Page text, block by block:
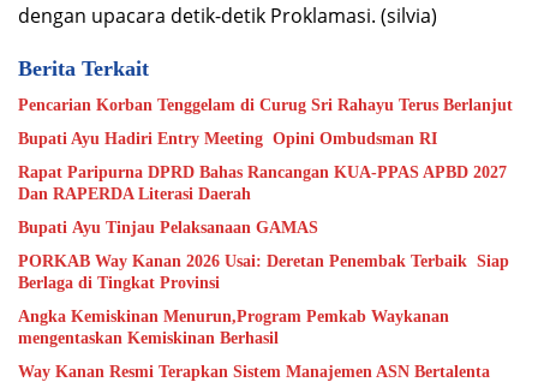
dengan upacara detik-detik Proklamasi. (silvia)
Berita Terkait
Pencarian Korban Tenggelam di Curug Sri Rahayu Terus Berlanjut
Bupati Ayu Hadiri Entry Meeting Opini Ombudsman RI
Rapat Paripurna DPRD Bahas Rancangan KUA-PPAS APBD 2027
Dan RAPERDA Literasi Daerah
Bupati Ayu Tinjau Pelaksanaan GAMAS
PORKAB Way Kanan 2026 Usai: Deretan Penembak Terbaik Siap
Berlaga di Tingkat Provinsi
Angka Kemiskinan Menurun,Program Pemkab Waykanan
mengentaskan Kemiskinan Berhasil
Way Kanan Resmi Terapkan Sistem Manajemen ASN Bertalenta